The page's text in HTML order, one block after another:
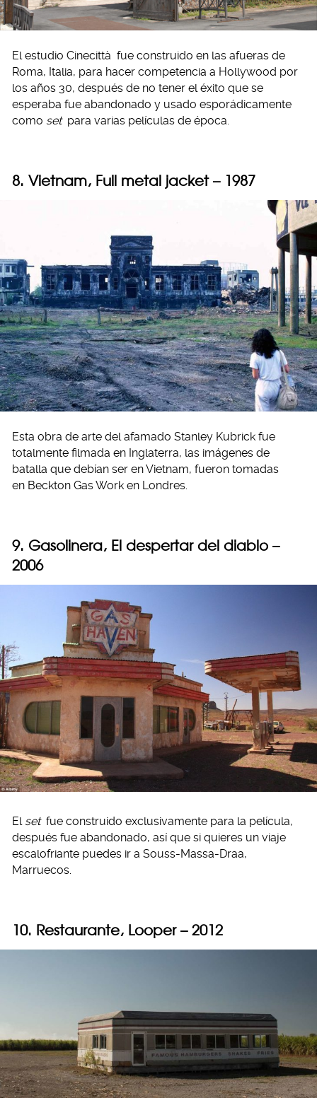
El estudio Cinecittà fue construido en las afueras de
Roma, Italia, para hacer competencia a Hollywood por
los años 30, después de no tener el éxito que se
esperaba fue abandonado y usado esporádicamente
como set para varias películas de época.
8. Vietnam, Full metal jacket – 1987
Esta obra de arte del afamado Stanley Kubrick fue
totalmente filmada en Inglaterra, las imágenes de
batalla que debían ser en Vietnam, fueron tomadas
en Beckton Gas Work en Londres.
9. Gasolinera, El despertar del diablo –
2006
El set fue construido exclusivamente para la película,
después fue abandonado, así que si quieres un viaje
escalofriante puedes ir a Souss-Massa-Draa,
Marruecos.
10. Restaurante, Looper – 2012